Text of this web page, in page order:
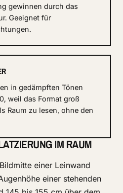
gewinnen durch das
Geeignet für
in gedämpften Tönen
weil das Format groß
Raum zu lesen, ohne den
IM RAUM
einer Leinwand
einer stehenden